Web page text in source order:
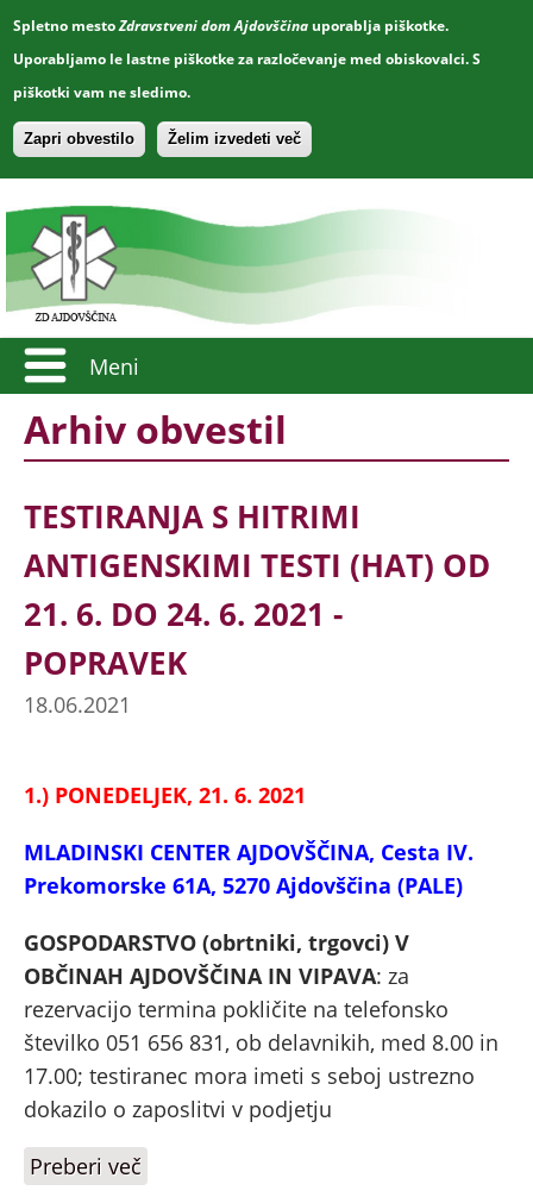
Spletno mestoZdravstveni dom Ajdovščina uporablja piškotke.
Uporabljamo le lastne piškotke za razločevanje med obiskovalci. S
piškotki vam ne sledimo.
Zapri obvestilo Želim izvedeti več
Meni
Arhiv obvestil
TESTIRANJA S HITRIMI
ANTIGENSKIMI TESTI (HAT) OD
21. 6. DO 24. 6. 2021 -
POPRAVEK
18.06.2021
1.) PONEDELJEK, 21. 6. 2021
MLADINSKI CENTER AJDOVŠČINA, Cesta IV.
Prekomorske 61A, 5270 Ajdovščina (PALE)
GOSPODARSTVO (obrtniki, trgovci) V
OBČINAH AJDOVŠČINA IN VIPAVA: za
rezervacijo termina pokličite na telefonsko
številko 051 656 831, ob delavnikih, med 8.00 in
17.00; testiranec mora imeti s seboj ustrezno
dokazilo o zaposlitvi v podjetju
Preberi več